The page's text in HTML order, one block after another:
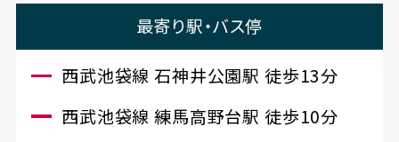
最寄り駅・バス停
西武池袋線 石神井公園駅 徒歩13分
西武池袋線 練馬高野台駅 徒歩10分